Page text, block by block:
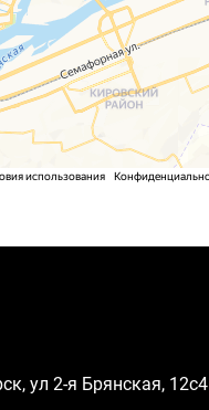
ул 2-я Брянская, 12с4